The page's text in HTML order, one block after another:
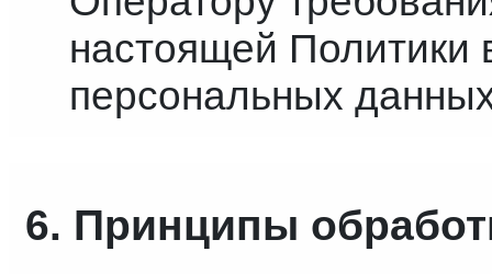
настоящей Политики
персональных
6. Принципы